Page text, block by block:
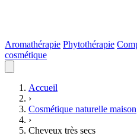
Aromathérapie Phytothérapie
cosmétique
Accueil
›
Cosmétique naturelle maison
›
Cheveux très secs